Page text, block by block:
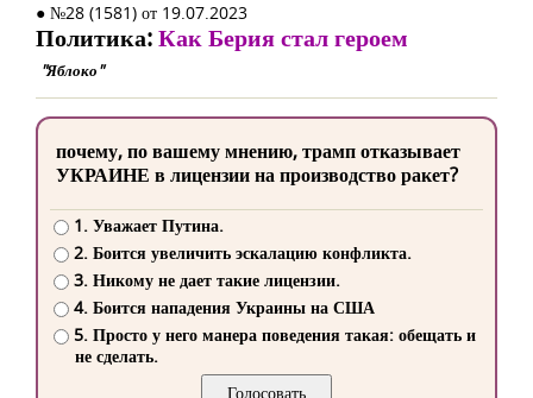
● №28 (1581) от 19.07.2023
Политика:Как Берия стал героем
"Яблоко"
почему, по вашему мнению, трамп отказывает
УКРАИНЕ в лицензии на производство ракет?
1. Уважает Путина.
2. Боится увеличить эскалацию конфликта.
3. Никому не дает такие лицензии.
4. Боится нападения Украины на США
5. Просто у него манера поведения такая: обещать и
не сделать.